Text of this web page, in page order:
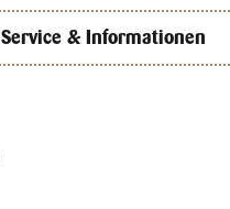
Service & Informationen